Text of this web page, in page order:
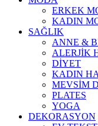
ERKEK
KADIN
SAĞLIK
ANNE &
ALERJİK
DİYET
KADIN
MEVSİM
PLATES
YOGA
DEKORASYON